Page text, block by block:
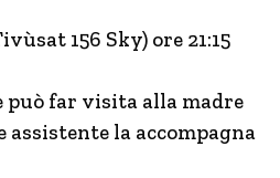
156 Sky) ore 21:15
può far visita alla madre
assistente la accompagna